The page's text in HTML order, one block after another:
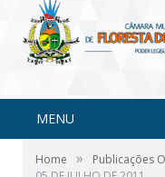
MENU
Home » Publicações